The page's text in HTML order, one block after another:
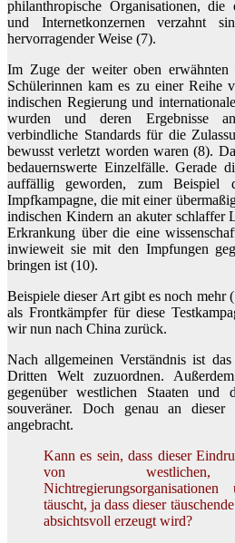
philanthropische Organisationen,
und Internetkonzernen verzahnt
hervorragender Weise (7).
Im Zuge der weiter oben erwähnten
Schülerinnen kam es zu einer Reihe
indischen Regierung und
wurden und deren Ergebnisse
verbindliche Standards für die
bewusst verletzt worden waren (8).
bedauernswerte Einzelfälle. Gerade
auffällig geworden, zum Beispiel
Impfkampagne, die mit einer
indischen Kindern an akuter schlaffer
Erkrankung über die eine
inwieweit sie mit den Impfungen
bringen ist (10).
Beispiele dieser Art gibt es noch mehr
als Frontkämpfer für diese
wir nun nach China zurück.
Nach allgemeinen Verständnis ist
Dritten Welt zuzuordnen.
gegenüber westlichen Staaten und
souveräner. Doch genau an dieser
angebracht.
Kann es sein, dass dieser
von westlichen,
täuscht, ja dass dieser
absichtsvoll erzeugt wird?